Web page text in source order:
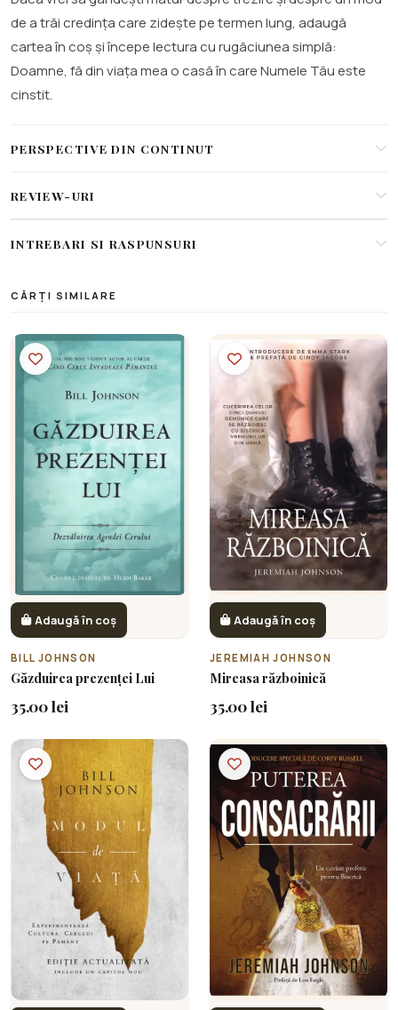
de a trăi credința care zidește pe termen lung, adaugă
cartea în coș și începe lectura cu rugăciunea simplă:
Doamne, fă din viața mea o casă în care Numele Tău este
cinstit.
PERSPECTIVE DIN CONTINUT
REVIEW-URI
INTREBARI SI RASPUNSURI
CĂRȚI SIMILARE
Adaugă în coș
BILL JOHNSON
Găzduirea prezenței Lui
35.00 lei
Adaugă în coș
JEREMIAH JOHNSON
Mireasa războinică
35.00 lei